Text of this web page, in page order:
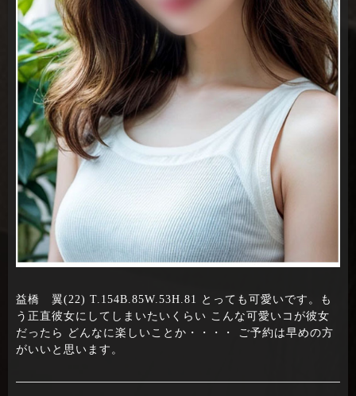
益橋 翼(22) T.154B.85W.53H.81 とっても可愛いです。も
う正直彼女にしてしまいたいくらい こんな可愛いコが彼女
だったら どんなに楽しいことか・・・・ ご予約は早めの方
がいいと思います。